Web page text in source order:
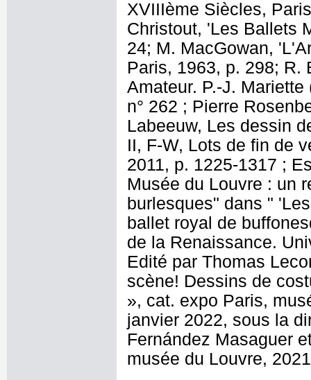
XVIIIème Siècles,
Christout, 'Les Ballets
24; M. MacGowan,
Paris, 1963, p. 298; R.
Amateur. P.-J.
n° 262 ; Pierre
Labeeuw, Les dessin
II, F-W, Lots de fin de
2011, p. 1225-1317 ;
Musée du Louvre : un
burlesques" dans "
ballet royal de
de la Renaissance.
Edité par Thomas
scène! Dessins de
», cat. expo Paris,
janvier 2022, sous la
Fernández Masaguer
musée du Louvre,